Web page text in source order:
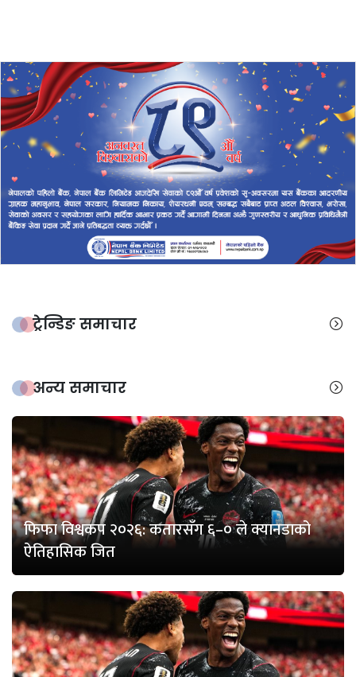
ट्रेन्डिङ समाचार
अन्य समाचार
फिफा विश्वकप २०२६: कतारसँग ६–० ले क्यानडाको
ऐतिहासिक जित